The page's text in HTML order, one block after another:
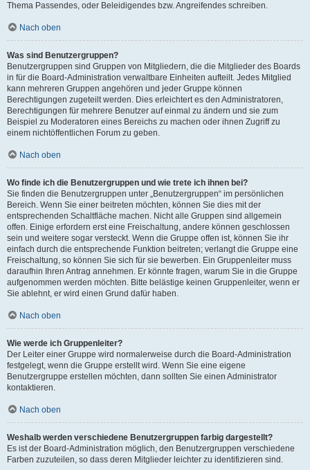
Thema Passendes, oder Beleidigendes bzw. Angreifendes schreiben.
Nach oben
Was sind Benutzergruppen?
Benutzergruppen sind Gruppen von Mitgliedern, die die Mitglieder des Boards
in für die Board-Administration verwaltbare Einheiten aufteilt. Jedes Mitglied
kann mehreren Gruppen angehören und jeder Gruppe können
Berechtigungen zugeteilt werden. Dies erleichtert es den Administratoren,
Berechtigungen für mehrere Benutzer auf einmal zu ändern und sie zum
Beispiel zu Moderatoren eines Bereichs zu machen oder ihnen Zugriff zu
einem nichtöffentlichen Forum zu geben.
Nach oben
Wo finde ich die Benutzergruppen und wie trete ich ihnen bei?
Sie finden die Benutzergruppen unter „Benutzergruppen“ im persönlichen
Bereich. Wenn Sie einer beitreten möchten, können Sie dies mit der
entsprechenden Schaltfläche machen. Nicht alle Gruppen sind allgemein
offen. Einige erfordern erst eine Freischaltung, andere können geschlossen
sein und weitere sogar versteckt. Wenn die Gruppe offen ist, können Sie ihr
einfach durch die entsprechende Funktion beitreten; verlangt die Gruppe eine
Freischaltung, so können Sie sich für sie bewerben. Ein Gruppenleiter muss
daraufhin Ihren Antrag annehmen. Er könnte fragen, warum Sie in die Gruppe
aufgenommen werden möchten. Bitte belästige keinen Gruppenleiter, wenn er
Sie ablehnt, er wird einen Grund dafür haben.
Nach oben
Wie werde ich Gruppenleiter?
Der Leiter einer Gruppe wird normalerweise durch die Board-Administration
festgelegt, wenn die Gruppe erstellt wird. Wenn Sie eine eigene
Benutzergruppe erstellen möchten, dann sollten Sie einen Administrator
kontaktieren.
Nach oben
Weshalb werden verschiedene Benutzergruppen farbig dargestellt?
Es ist der Board-Administration möglich, den Benutzergruppen verschiedene
Farben zuzuteilen, so dass deren Mitglieder leichter zu identifizieren sind.